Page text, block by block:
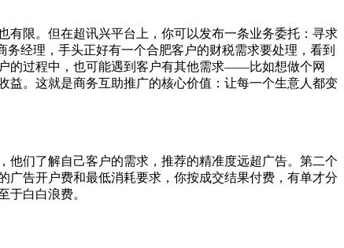
有限。但在超讯兴平台上，你可以发布一条业务委托：寻求
经理，手头正好有一个合肥客户的财税需求要处理，看到
的过程中，也可能遇到客户有其他需求——比如想做个网
益。这就是商务互助推广的核心价值：让每一个生意人都变
们了解自己客户的需求，推荐的精准度远超广告。第二个
广告开户费和最低消耗要求，你按成交结果付费，有单才分
于白白浪费。